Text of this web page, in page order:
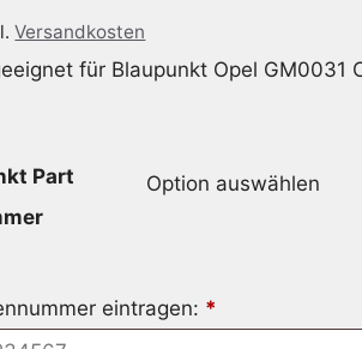
Versandkosten
für Blaupunkt Opel GM0031
Part
eintragen: *